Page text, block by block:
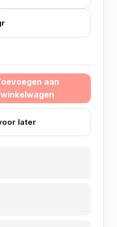
90% aantal
aan
winkelwagen
later